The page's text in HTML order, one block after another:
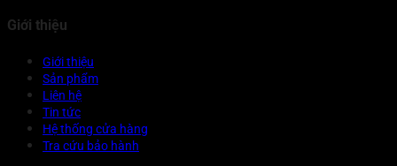
Giới thiệu
Giới thiệu
Sản phẩm
Liên hệ
Tin tức
Hệ thống cửa hàng
Tra cứu bảo hành